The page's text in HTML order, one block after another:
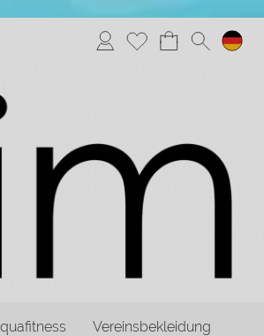
Vereinsbekleidung